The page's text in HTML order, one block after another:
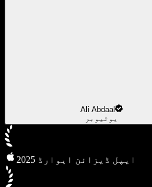
Ali Abdaal
یوٹیوبر
2025 ایپل ڈیزائن ایوارڈ